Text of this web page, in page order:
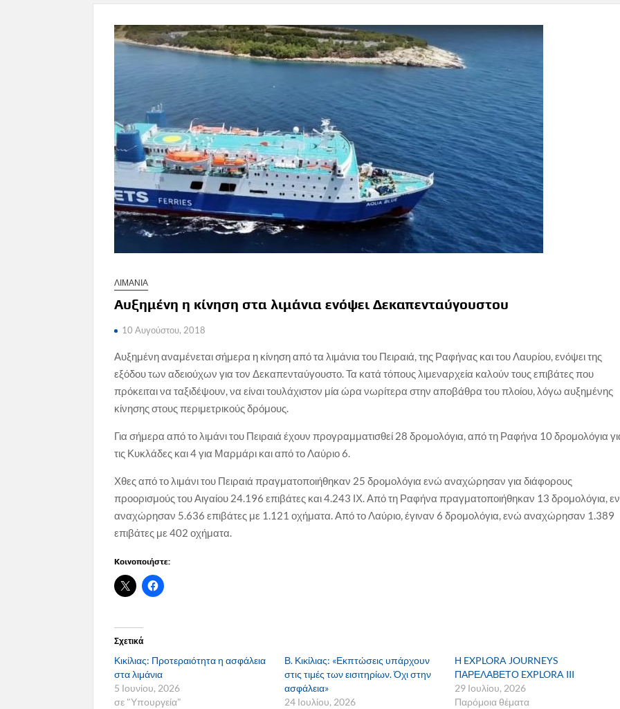
ΛΙΜΑΝΙΑ
Αυξημένη η κίνηση στα λιμάνια ενόψει Δεκαπενταύγουστου
10 Αυγούστου, 2018
Αυξημένη αναμένεται σήμερα η κίνηση από τα λιμάνια του Πειραιά, της Ραφήνας και του Λαυρίου, ενόψει της
εξόδου των αδειούχων για τον Δεκαπενταύγουστο. Τα κατά τόπους λιμεναρχεία καλούν τους επιβάτες που
πρόκειται να ταξιδέψουν, να είναι τουλάχιστον μία ώρα νωρίτερα στην αποβάθρα του πλοίου, λόγω αυξημένης
κίνησης στους περιμετρικούς δρόμους.
Για σήμερα από το λιμάνι του Πειραιά έχουν προγραμματισθεί 28 δρομολόγια, από τη Ραφήνα 10 δρομολόγια
τις Κυκλάδες και 4 για Μαρμάρι και από το Λαύριο 6.
Χθες από το λιμάνι του Πειραιά πραγματοποιήθηκαν 25 δρομολόγια ενώ αναχώρησαν για διάφορους
προορισμούς του Αιγαίου 24.196 επιβάτες και 4.243 ΙΧ. Από τη Ραφήνα πραγματοποιήθηκαν 13 δρομολόγια,
αναχώρησαν 5.636 επιβάτες με 1.121 οχήματα. Από το Λαύριο, έγιναν 6 δρομολόγια, ενώ αναχώρησαν 1.389
επιβάτες με 402 οχήματα.
Κοινοποιήστε:
Σχετικά
Κικίλιας: Προτεραιότητα η ασφάλεια
στα λιμάνια
5 Ιουνίου, 2026
σε "Υπουργεία"
Β. Κικίλιας: «Εκπτώσεις υπάρχουν
στις τιμές των εισιτηρίων. Όχι στην
ασφάλεια»
24 Ιουλίου, 2026
Η EXPLORA JOURNEYS
ΠΑΡΕΛΑΒΕΤΟ EXPLORA III
29 Ιουλίου, 2026
Παρόμοια θέματα